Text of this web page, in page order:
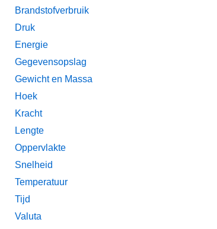
Brandstofverbruik
Druk
Energie
Gegevensopslag
Gewicht en Massa
Hoek
Kracht
Lengte
Oppervlakte
Snelheid
Temperatuur
Tijd
Valuta